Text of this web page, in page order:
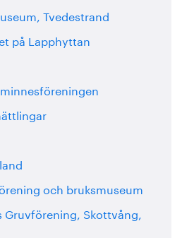
Tvedestrand
på Lapphyttan
och bruksmuseum
Gruvförening, Skottvång,